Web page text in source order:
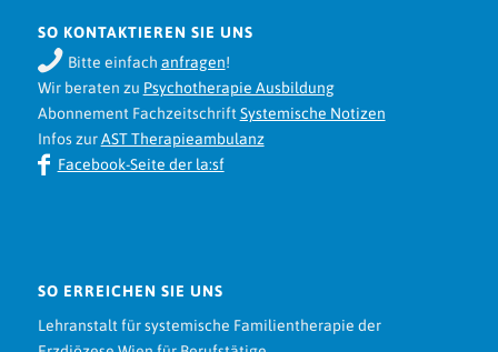
SO KONTAKTIEREN SIE UNS
Bitte einfach anfragen!
Wir beraten zu Psychotherapie Ausbildung
Abonnement Fachzeitschrift Systemische Notizen
Infos zurAST Therapieambulanz
Facebook-Seite der la:sf
SO ERREICHEN SIE UNS
Lehranstalt für systemische Familientherapie der